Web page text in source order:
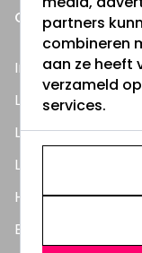
ONZE PRODUCTEN
Inbouwspots
LED Lampen
LED TL Buizen
LED Panelen
Highbay's / Ufo's
Bouwlampen
partners
combineren
aan ze heeft
verzameld
services.